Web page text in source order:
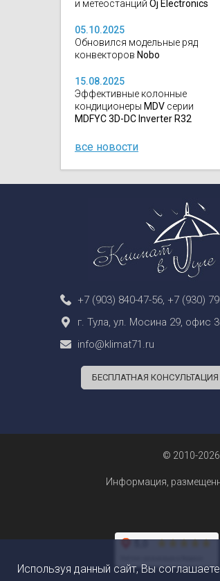
и метеостанций Oj Electronics
05.10.2025
Обновился модельные ряд
конвекторов Nobo
15.08.2025
Эффективные колонные
кондиционеры MDV серии
MDFYC 3D-DC Inverter R32
все новости
+7 (903) 840-47-56, +7 (930)
г. Тула, ул. Мосина 29, офис
info@klimat71.ru
БЕСПЛАТНАЯ КОНСУЛЬТАЦИЯ
© 2010-
Информация,
Используя данный сайт, Вы